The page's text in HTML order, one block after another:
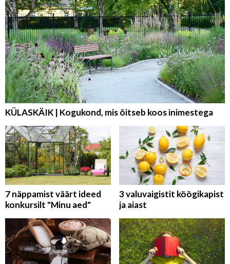
KÜLASKÄIK | Kogukond, mis õitseb koos inimestega
7 näppamist väärt ideed
konkursilt "Minu aed"
3 valuvaigistit köögikapist
ja aiast